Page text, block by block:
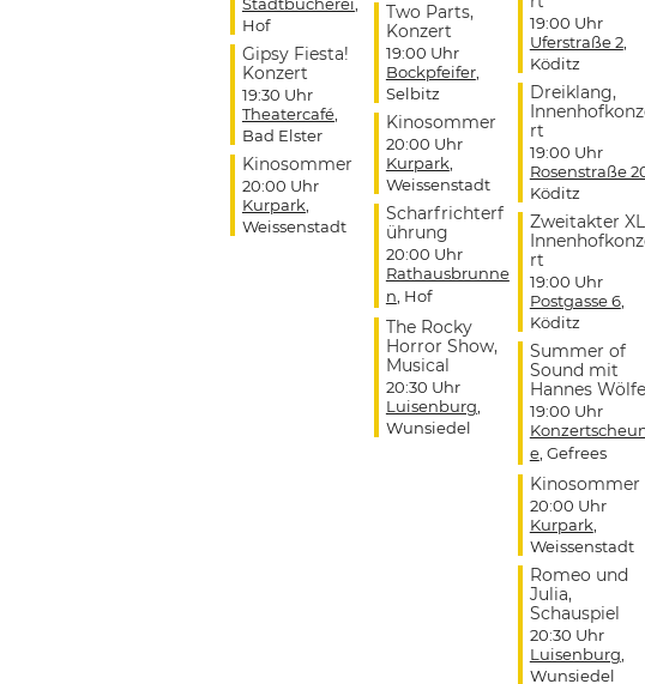
Stadtbücherei,
Hof
Gipsy Fiesta!
Konzert
19:30 Uhr
Theatercafé,
Bad Elster
Kinosommer
20:00 Uhr
Kurpark,
Weissenstadt
Two Parts,
Konzert
19:00 Uhr
Bockpfeifer,
Selbitz
Kinosommer
20:00 Uhr
Kurpark,
Weissenstadt
Scharfrichterf
ührung
20:00 Uhr
Rathausbrunne
n, Hof
The Rocky
Horror Show,
Musical
20:30 Uhr
Luisenburg,
Wunsiedel
19:00 Uhr
Uferstraße 2,
Köditz
Dreiklang,
rt
19:00 Uhr
Rosenstraße
Köditz
Zweitakter
rt
19:00 Uhr
Postgasse 6,
Köditz
Summer of
Sound mit
Hannes Wölfel
19:00 Uhr
e, Gefrees
Kinosommer
20:00 Uhr
Kurpark,
Weissenstadt
Romeo und
Julia,
Schauspiel
20:30 Uhr
Luisenburg,
Wunsiedel